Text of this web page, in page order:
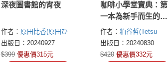
深夜圖書館的宵夜
作者： 原田比香(原田ひ
香)
出版日：20240927
$399 優惠價315元
咖啡小學堂寶典：第
一本為新手而生的咖
啡漫畫祕笈
作者： 粕谷哲(Tetsu
Kasuya)
出版日：20240830
$420 優惠價332元